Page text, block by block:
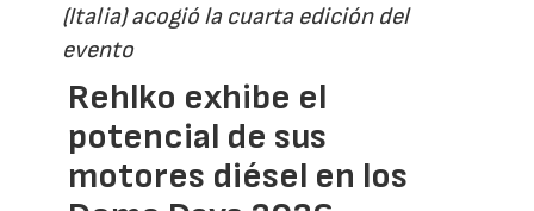
(Italia) acogió la cuarta edición del
evento
Rehlko exhibe el
potencial de sus
motores diésel en los